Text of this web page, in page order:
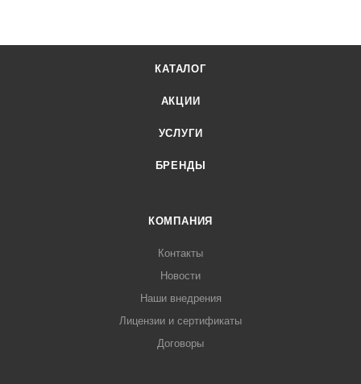
КАТАЛОГ
АКЦИИ
УСЛУГИ
БРЕНДЫ
КОМПАНИЯ
Контакты
Новости
Наши внедрения
Лицензии и сертификаты
Договоры